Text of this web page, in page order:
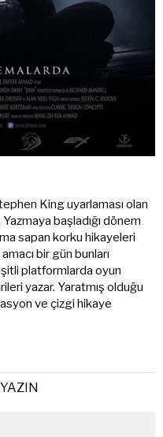
King uyarlaması olan
başladığı dönem
sapan korku hikayeleri
bir gün bunları
platformlarda oyun
yazar. Yaratmış olduğu
ve çizgi hikaye